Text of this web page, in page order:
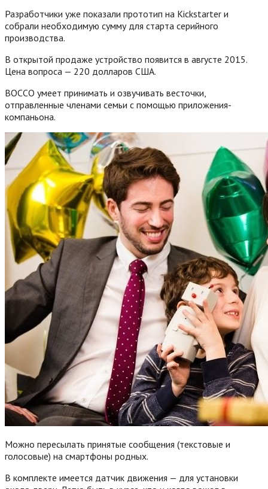
Разработчики уже показали прототип на Kickstarter и
собрали необходимую сумму для старта серийного
производства.
В открытой продаже устройство появится в августе 2015.
Цена вопроса — 220 долларов США.
BOCCO умеет принимать и озвучивать весточки,
отправленные членами семьи с помощью приложения-
компаньона.
Можно пересылать принятые сообщения (текстовые и
голосовые) на смартфоны родных.
В комплекте имеется датчик движения — для установки